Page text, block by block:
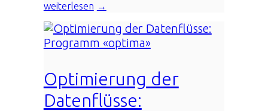
weiterlesen
Optimierung der
Datenflüsse: